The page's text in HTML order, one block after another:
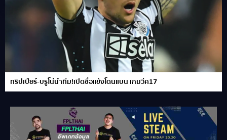
ทริปเปียร์-บรูโน่นำทีม!เปิดชื่อแข้งโดนแบน เกมวีค17